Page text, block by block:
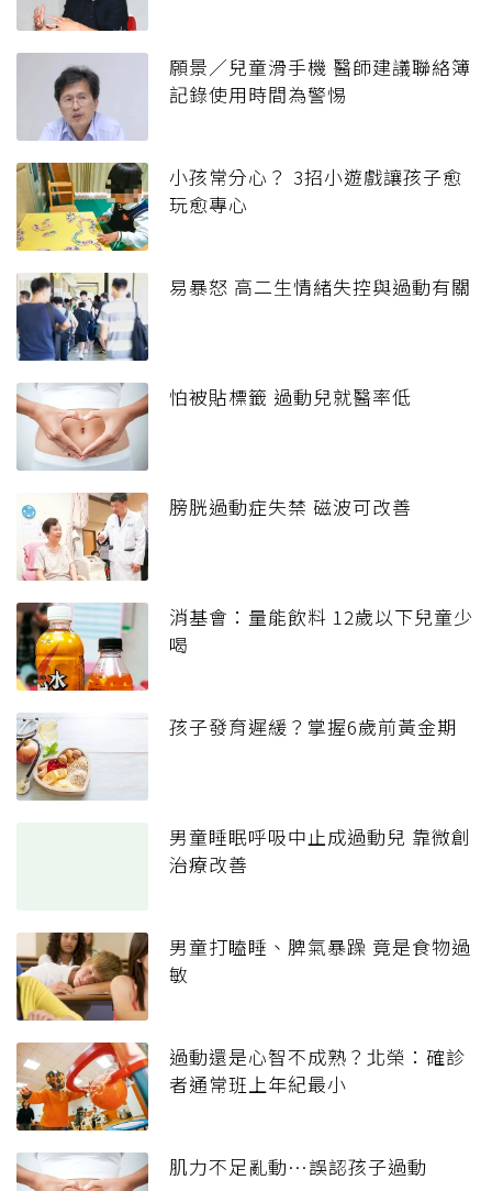
願景／兒童滑手機 醫師建議聯絡簿
記錄使用時間為警惕
小孩常分心？ 3招小遊戲讓孩子愈
玩愈專心
易暴怒 高二生情緒失控與過動有關
怕被貼標籤 過動兒就醫率低
膀胱過動症失禁 磁波可改善
消基會：量能飲料 12歲以下兒童少
喝
孩子發育遲緩？掌握6歲前黃金期
男童睡眠呼吸中止成過動兒 靠微創
治療改善
男童打瞌睡、脾氣暴躁 竟是食物過
敏
過動還是心智不成熟？北榮：確診
者通常班上年紀最小
肌力不足亂動…誤認孩子過動